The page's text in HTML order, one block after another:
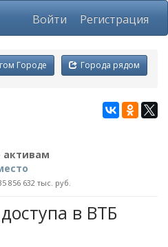
Войти Регистрация
Города рядом
Городе
активам
856 632 тыс. руб.
в ВТБ